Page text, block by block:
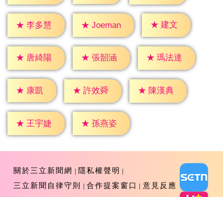
★ 李多慧 ★ Joeman ★ 建文
★ 唐綺陽 ★ 張韶涵 ★ 瑪法達
★ 康凱 ★ 許效舜 ★ 陳漢典
★ 王宇婕 ★ 孫燕姿
關於三立新聞網
隱私權聲明
三立新聞自律守則
合作提案窗口 意見反應